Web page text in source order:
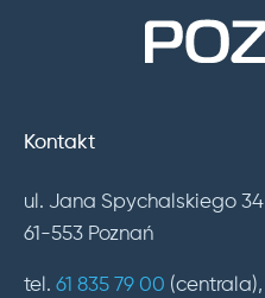
Kontakt
ul. Jana Spychalskiego 34
61-553 Poznań
tel. 61 835 79 00 (centrala),